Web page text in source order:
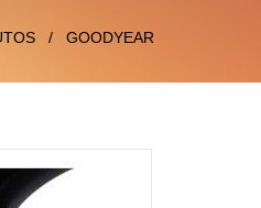
/ GOODYEAR